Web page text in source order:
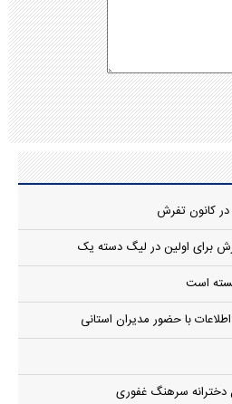
در کانون تفرش
برای اولین در لیگ دسته یک
است
با حضور مدیران استانی
دخترانه سرهنگ غفوری